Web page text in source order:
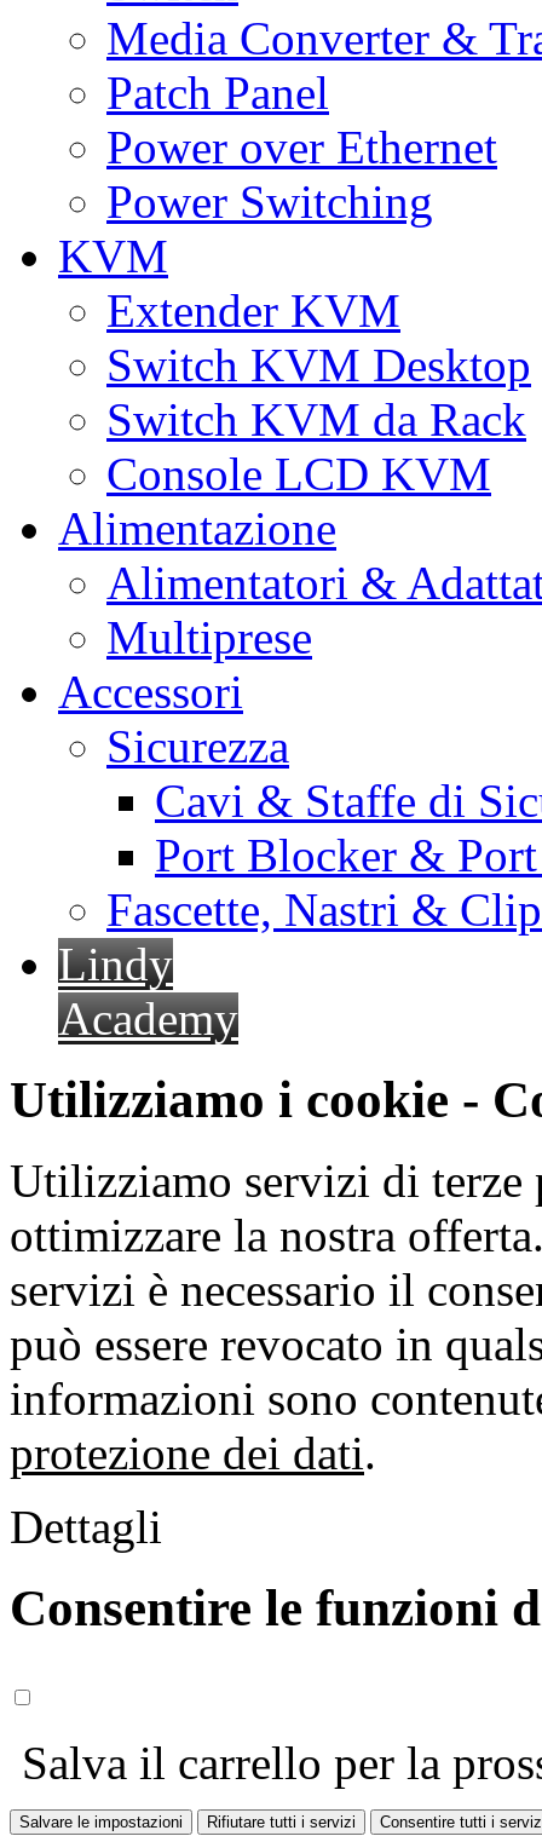
Media Converter &
Patch Panel
Power over Ethernet
Power Switching
KVM
Extender KVM
Switch KVM Desktop
Switch KVM da Rack
Console LCD KVM
Alimentazione
Alimentatori &
Multiprese
Accessori
Sicurezza
Cavi & Staffe di
Port Blocker &
Fascette, Nastri &
Lindy
Academy
Utilizziamo i cookie -
Utilizziamo servizi di terze
ottimizzare la nostra
servizi è necessario il
può essere revocato in
informazioni sono
protezione dei dati.
Dettagli
Consentire le funzioni
Salva il carrello per la
Salvare le impostazioni Rifiutare tutti i servizi Consentire tutti i